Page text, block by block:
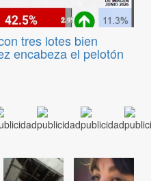
tres lotes bien
encabeza el pelotón